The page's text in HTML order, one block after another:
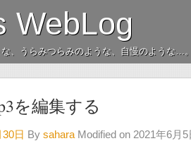
WebLog
、うらみつらみのような、自慢のような…
を編集する
日 By sahara Modified on 2021年6月5